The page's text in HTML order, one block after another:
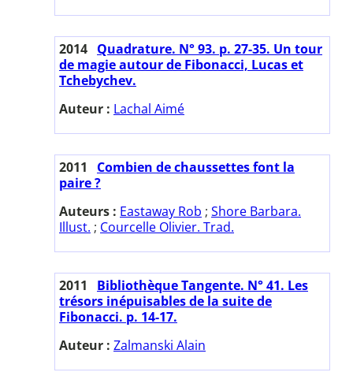
2014 Quadrature. N° 93. p. 27-35. Un tour
de magie autour de Fibonacci, Lucas et
Tchebychev.
Auteur : Lachal Aimé
2011
Combien de chaussettes font la
paire ?
Auteurs : Eastaway Rob ; Shore Barbara.
Illust. ; Courcelle Olivier. Trad.
2011
Bibliothèque Tangente. N° 41. Les
trésors inépuisables de la suite de
Fibonacci. p. 14-17.
Auteur : Zalmanski Alain